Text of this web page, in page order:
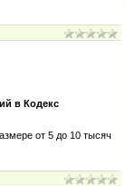
в Кодекс
от 5 до 10 тысяч